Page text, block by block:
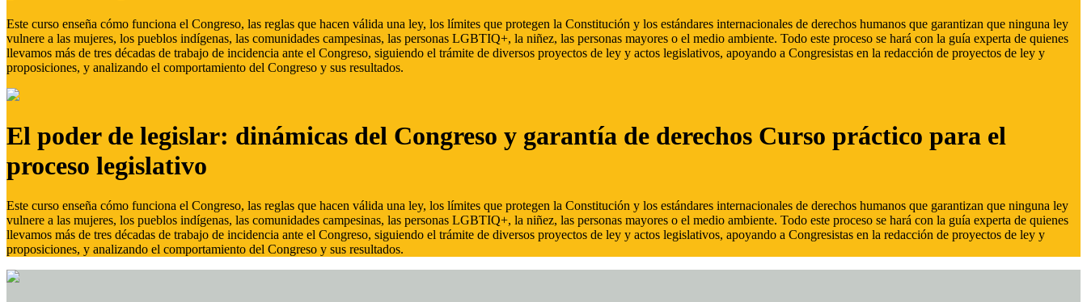
Este curso enseña cómo funciona el Congreso, las reglas que hacen válida una ley, los límites que protegen la Constitución y los estándares internacionales de derechos humanos que garantizan que ninguna ley
vulnere a las mujeres, los pueblos indígenas, las comunidades campesinas, las personas LGBTIQ+, la niñez, las personas mayores o el medio ambiente. Todo este proceso se hará con la guía experta de quienes
llevamos más de tres décadas de trabajo de incidencia ante el Congreso, siguiendo el trámite de diversos proyectos de ley y actos legislativos, apoyando a Congresistas en la redacción de proyectos de ley y
proposiciones, y analizando el comportamiento del Congreso y sus resultados.
El poder de legislar: dinámicas del Congreso y garantía de derechos Curso práctico para el
proceso legislativo
Este curso enseña cómo funciona el Congreso, las reglas que hacen válida una ley, los límites que protegen la Constitución y los estándares internacionales de derechos humanos que garantizan que ninguna ley
vulnere a las mujeres, los pueblos indígenas, las comunidades campesinas, las personas LGBTIQ+, la niñez, las personas mayores o el medio ambiente. Todo este proceso se hará con la guía experta de quienes
llevamos más de tres décadas de trabajo de incidencia ante el Congreso, siguiendo el trámite de diversos proyectos de ley y actos legislativos, apoyando a Congresistas en la redacción de proyectos de ley y
proposiciones, y analizando el comportamiento del Congreso y sus resultados.